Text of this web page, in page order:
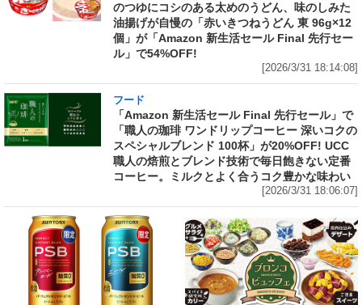
のつゆにコシのある太めのうどん、味のしみた
油揚げが自慢の「赤いきつねうどん 東 96g×12
個」が「Amazon 新生活セール Final 先行セー
ル」で54%OFF!
[2026/3/31 18:14:08]
フード
「Amazon 新生活セール Final 先行セール」で
「職人の珈琲 ワンドリップコーヒー 深いコクの
スペシャルブレンド 100杯」が20%OFF! UCC
職人の焙煎とブレンド技術で毎日飽きない定番
コーヒー。ミルクとよく合うコク豊かな味わい
[2026/3/31 18:06:07]